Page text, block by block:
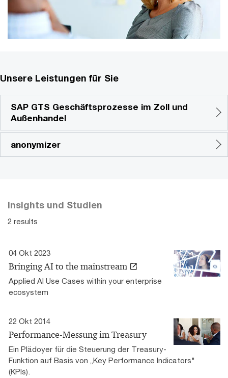
Unsere Leistungen für Sie
SAP GTS Geschäftsprozesse im Zoll und
Außenhandel
anonymizer
Insights und Studien
2 results
04 Okt 2023
Bringing AI to the mainstream
Applied AI Use Cases within your enterprise
ecosystem
22 Okt 2014
Performance-Messung im Treasury
Ein Plädoyer für die Steuerung der Treasury-
Funktion auf Basis von „Key Performance Indicators"
(KPIs).